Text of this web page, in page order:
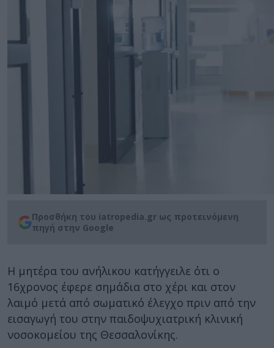
Προσθήκη του iatropedia.gr ως προτεινόμενη
πηγή στην Google
Η μητέρα του ανήλικου κατήγγειλε ότι ο
16χρονος έφερε σημάδια στο χέρι και στον
λαιμό μετά από σωματικό έλεγχο πριν από την
εισαγωγή του στην παιδοψυχιατρική κλινική
νοσοκομείου της Θεσσαλονίκης.